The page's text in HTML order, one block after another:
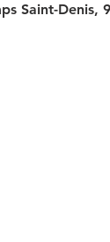
Saint-Denis,